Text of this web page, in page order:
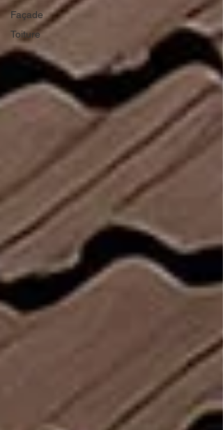
Façade
Toiture